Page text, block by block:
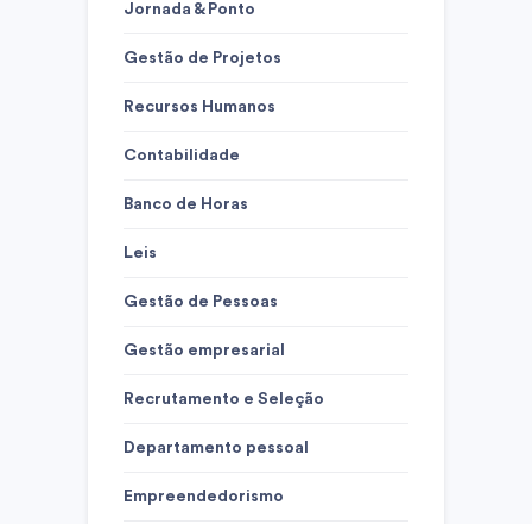
Jornada & Ponto
Gestão de Projetos
Recursos Humanos
Contabilidade
Banco de Horas
Leis
Gestão de Pessoas
Gestão empresarial
Recrutamento e Seleção
Departamento pessoal
Empreendedorismo